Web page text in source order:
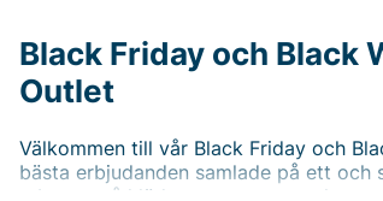
Black Friday och Black
Outlet
Välkommen till vår Black Friday och
bästa erbjudanden samlade på ett
rabatter på kläder, accessoarer, skor